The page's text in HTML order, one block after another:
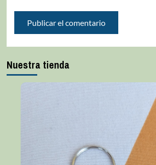
Nuestra tienda